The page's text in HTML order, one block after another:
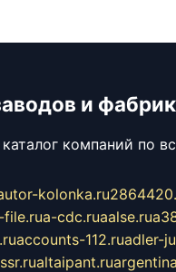
и фабрик
компаний по
kolonka.ru
file.rua-cdc.ruaalse.ru
accounts-112.ruadler-
altaipant.ru